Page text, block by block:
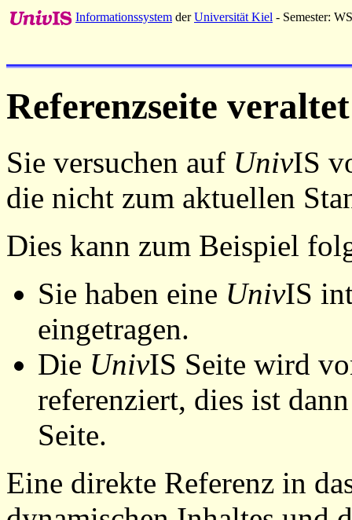
Informationssystem derUniversität Kiel - Semester:
Referenzseite veraltet
Sie versuchen auf UnivIS
die nicht zum aktuellen
Dies kann zum Beispiel
Sie haben eine UnivIS
eingetragen.
Die UnivIS Seite wird
referenziert, dies ist
Seite.
Eine direkte Referenz in